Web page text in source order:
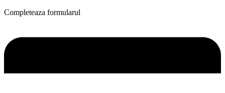
Completeaza formularul